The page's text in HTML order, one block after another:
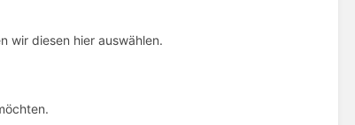
wir diesen hier auswählen.